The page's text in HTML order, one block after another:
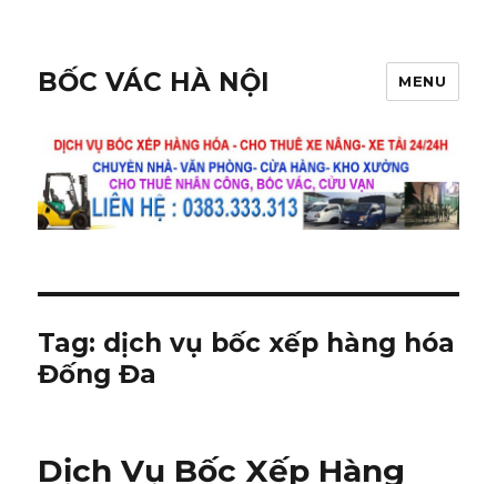
BỐC VÁC HÀ NỘI MENU
Tag: dịch vụ bốc xếp hàng hóa
Đống Đa
Dịch Vụ Bốc Xếp Hàng